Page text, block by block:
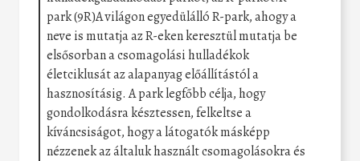
park (9R)A világon egyedülálló R-park, ahogy a
neve is mutatja az R-eken keresztül mutatja be
elsősorban a csomagolási hulladékok
életciklusát az alapanyag előállítástól a
hasznosításig. A park legfőbb célja, hogy
gondolkodásra késztessen, felkeltse a
kíváncsiságot, hogy a látogatók másképp
nézzenek az általuk használt csomagolásokra és